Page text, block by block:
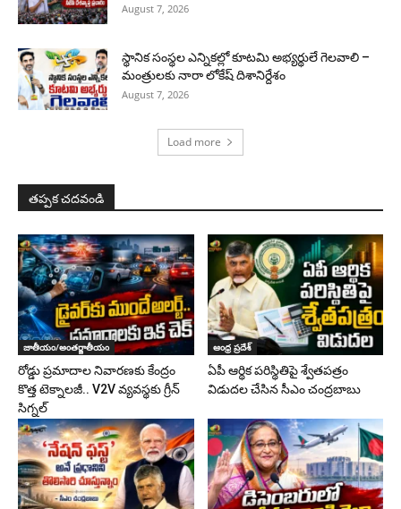
August 7, 2026
స్థానిక సంస్థల ఎన్నికల్లో కూటమి అభ్యర్థులే గెలవాలి –
మంత్రులకు నారా లోకేష్ దిశానిర్దేశం
August 7, 2026
Load more
తప్పక చదవండి
జాతీయం/అంతర్జాతీయం
రోడ్డు ప్రమాదాల నివారణకు కేంద్రం
కొత్త టెక్నాలజీ.. V2V వ్యవస్థకు గ్రీన్
సిగ్నల్
ఆంధ్ర ప్రదేశ్
ఏపీ ఆర్థిక పరిస్థితిపై శ్వేతపత్రం
విడుదల చేసిన సీఎం చంద్రబాబు